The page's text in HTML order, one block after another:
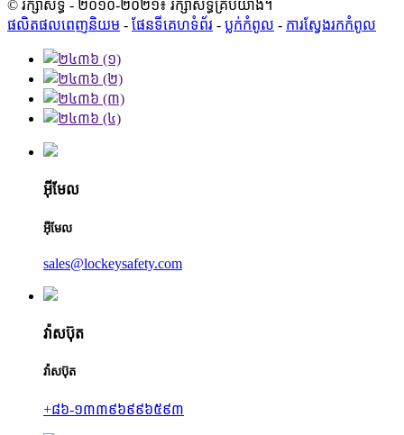
© រក្សាសិទ្ធិ - ២០១០-២០២១៖ រក្សាសិទ្ធិគ្រប់យ៉ាង។
ផលិតផលពេញនិយម - ផែនទីគេហទំព័រ - ប្លក់​កំពូល - ការស្វែងរកកំពូល
អ៊ីមែល
អ៊ីមែល
sales@lockeysafety.com
វ៉ាសប៊ុត
វ៉ាសប៊ុត
+៨៦-១៣៣៩៦៩៩៦៥៩៣